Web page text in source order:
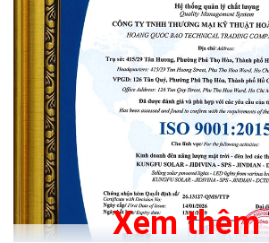
Xem thêm